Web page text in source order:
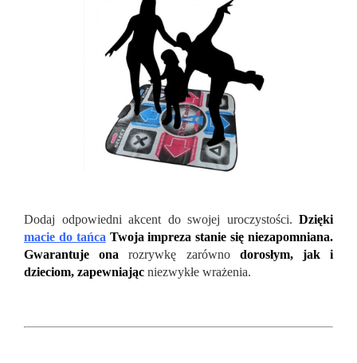
Dodaj odpowiedni akcent do swojej uroczystości. Dzięki
macie do tańca Twoja impreza stanie się niezapomniana.
Gwarantuje ona
rozrywkę zarówno dorosłym, jak i
dzieciom, zapewniając niezwykłe wrażenia.